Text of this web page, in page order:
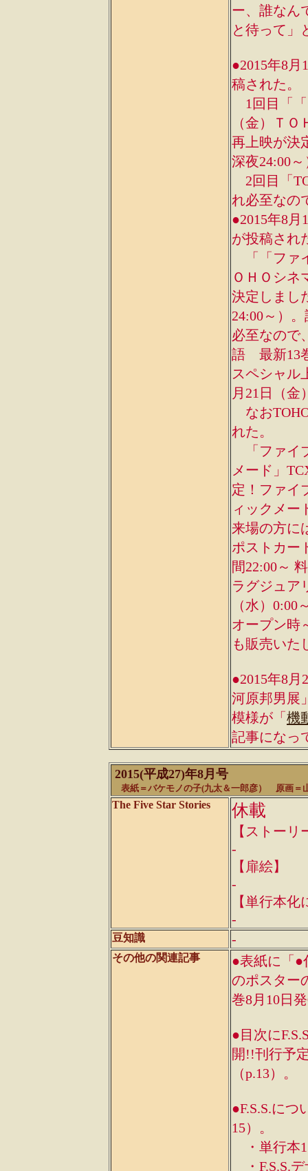
ー、誰なん
と待って
●2015年8
稿された。
1回目「「
（金）Ｔ
再上映が決
深夜24:00
2回目「
れ必至なの
●2015年8月
が投稿され
「「ファ
ＯＨＯシ
決定しまし
24:00～）
必至なので
語 最新13
スペシャル
月21日（金
なお
れた。
「ファイ
メード」
定！ファ
ィックメー
来場の方に
ポストカー
間22:00～
ラグジュア
（水）
オープン時
も販売いた
●2015年8
河原邦男展
模様が「 機
記事になっ
2015(平成27)年8月号
表紙＝バケモノの子(九太＆一郎彦） 原画＝
The Five Star Stories 休載
【ストーリ
-
【扉絵】
-
【単行本
-
豆知識 -
その他の関連記事
●表紙に「●
のポスター
巻8月10日
●目次に
開!!刊行予
（p.13）。
●F.S.S.に
15）。
・単行本
・F.S.S.